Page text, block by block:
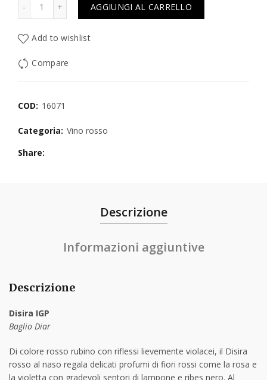
AGGIUNGI AL CARRELLO
Add to wishlist
Compare
COD: 16071
Categoria: Vino rosso
Share
Descrizione
Informazioni aggiuntive
Descrizione
Disira IGP
Baglio Diar
Di colore rosso rubino con riflessi lievemente violacei, il Disira
rosso al naso regala delicati profumi di fiori rossi come la rosa e
la violetta con gradevoli sentori di lampone e ribes nero. Al